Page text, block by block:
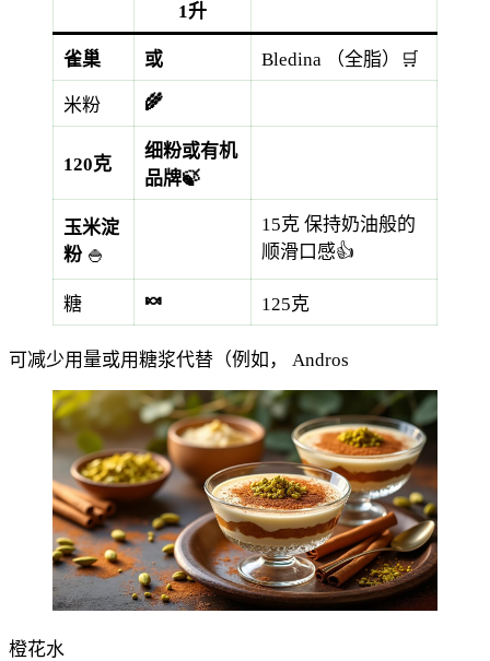
1升
雀巢 或 Bledina （全脂）🛒
米粉 🌾
120克
细粉或有机
品牌🍃
玉米淀
粉🍚
15克 保持奶油般的
顺滑口感👍
糖 🍬 125克
可减少用量或用糖浆代替（例如， Andros
橙花水